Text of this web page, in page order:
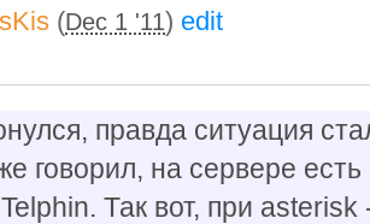
(Dec 1 '11) edit
правда ситуация
говорил, на сервере
Так вот, при